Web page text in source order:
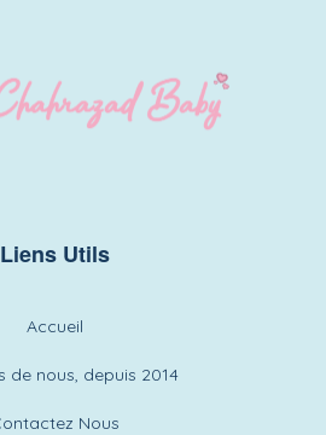
page
du
Liens Utils
Accueil
de nous, depuis 2014
Nous